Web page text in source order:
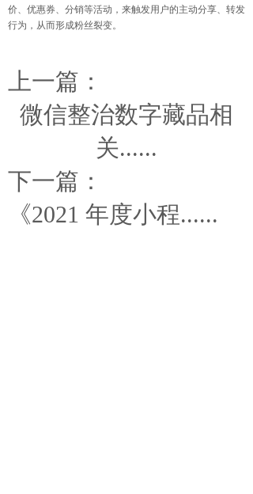
价、优惠券、分销等活动，来触发用户的主动分享、转发
行为，从而形成粉丝裂变。
上一篇：
微信整治数字藏品相
关......
下一篇：
《2021 年度小程......